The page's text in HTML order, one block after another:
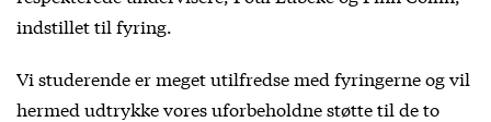
indstillet til fyring.
Vi studerende er meget utilfredse med fyringerne og vil
hermed udtrykke vores uforbeholdne støtte til de to